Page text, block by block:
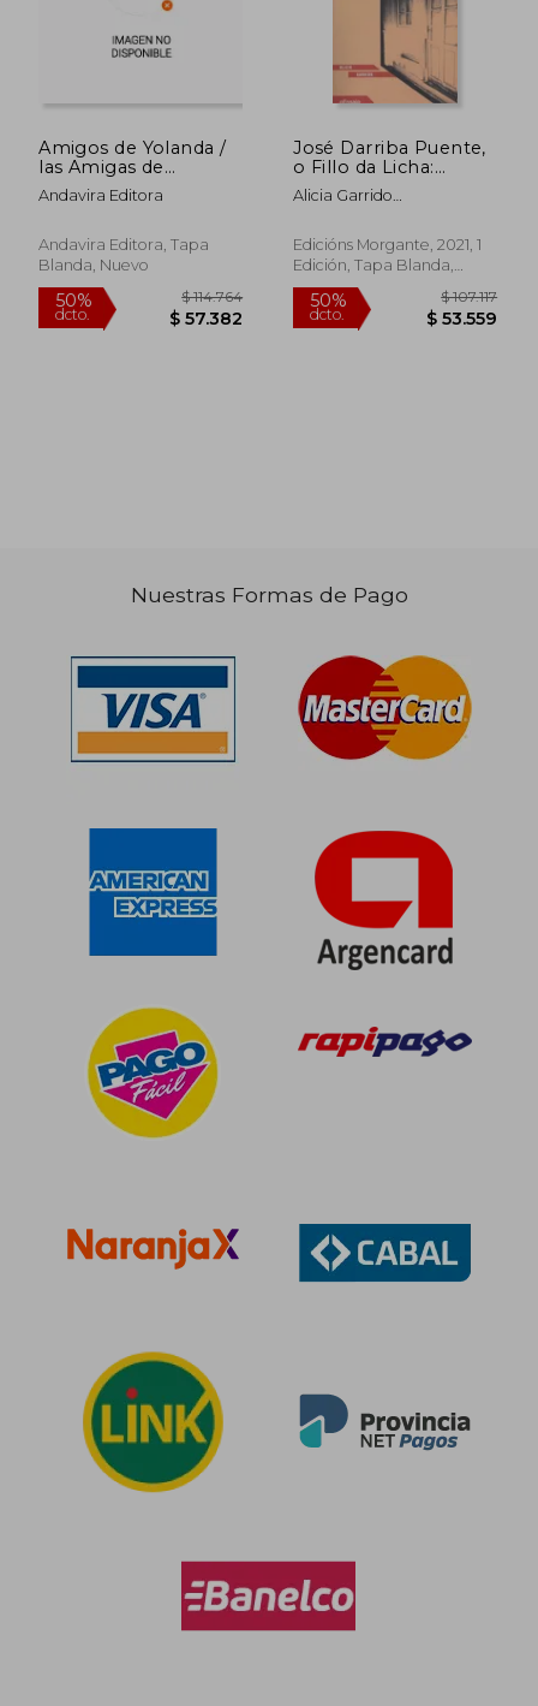
Amigos de Yolanda /
las Amigas de
Yolanda. Homenaje
de l@s que Fuimos
pst en el 40
Aniversario
Andavira Editora
Andavira Editora, Tapa
Blanda, Nuevo
50%
dcto.
$ 114.764
$ 57.382
José Darriba Puente,
o Fillo da Licha:
Memoria dun Fusilado
(1917-1937): 5
Gallego)
Alicia Garrido
Edicións Morgante, 2021, 1
Edición, Tapa Blanda,
Nuevo
50%
Nuestras Formas de Pago